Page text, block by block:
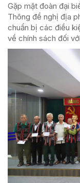
Gặp mặt đoàn đại
Thông đề nghị địa
chuẩn bị các điều
về chính sách đối